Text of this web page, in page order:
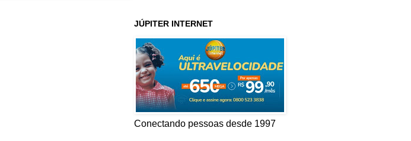
JÚPITER INTERNET
Conectando pessoas desde 1997